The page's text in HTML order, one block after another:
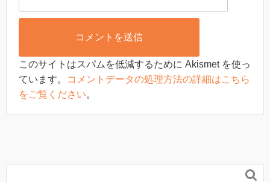
このサイトはスパムを低減するために Akismet を使っ
ています。
コメントデータの処理方法の詳細はこちら
をご覧ください。
